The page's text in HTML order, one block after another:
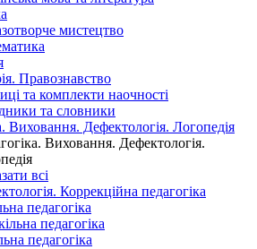
мистецтво
Правознавство
та комплекти наочності
та словники
Виховання. Дефектологія. Логопедія
Виховання. Дефектологія.
всі
Коррекційна педагогіка
педагогіка
педагогіка
педагогіка